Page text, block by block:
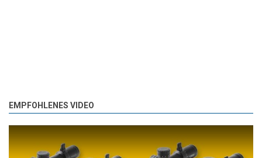
EMPFOHLENES VIDEO